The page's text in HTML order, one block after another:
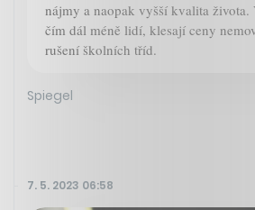
nájmy a naopak vyšší kvalita
čím dál méně lidí, klesají ceny
rušení školních tříd.
Spiegel
7. 5. 2023 06:58